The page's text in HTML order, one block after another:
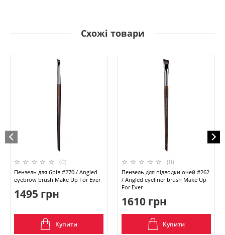
Схожі товари
(0)
Пензель для брів #270 / Angled
eyebrow brush Make Up For Ever
1495 грн
Купити
(0)
Пензель для підводки очей #262
/ Angled eyeliner brush Make Up
For Ever
1610 грн
Купити